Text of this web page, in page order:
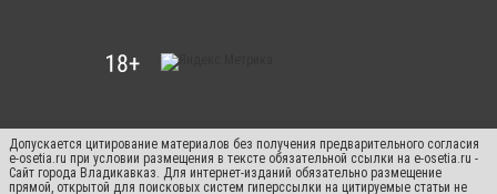
Допускается цитирование материалов без получения предварительного согласия
e-osetia.ru при условии размещения в тексте обязательной ссылки на e-osetia.ru -
Сайт города Владикавказ. Для интернет-изданий обязательно размещение
прямой, открытой для поисковых систем гиперссылки на цитируемые статьи не